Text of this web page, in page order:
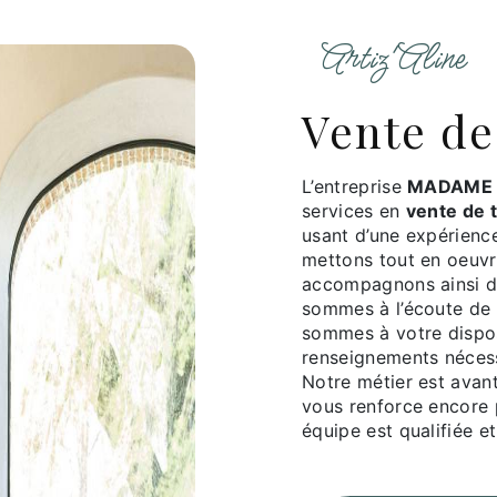
Artiz'Aline
vente
L’entreprise MADAME
services en vente de
usant d’une
mettons tout en
accompagnons ainsi
sommes à l’écoute
sommes à votre
renseignements
Notre métier est
vous renforce encore
équipe est qualifiée